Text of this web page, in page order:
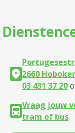
2660
03 431 37 20
Vraag jouw
tram of bus